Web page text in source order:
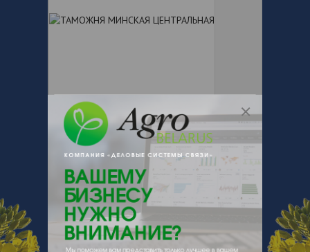
+ 375Показать телефоны
e-mail:a:2:{s:5:"VALUE";a:0:
{}s:11:"DESCRIPTION";a:0:{}}
220137, , , , Минск, Холмогорская 57